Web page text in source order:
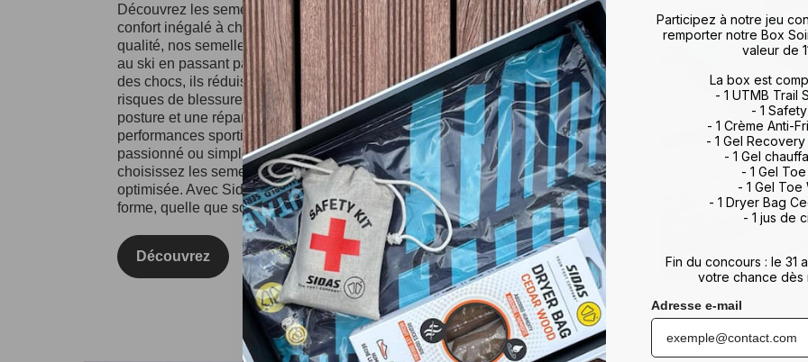
Découvrez les semelles Sidas, conçues pour offrir un maintien optimal et un
confort inégalé à chaque pas. Fabriquées à partir de matériaux de haute
qualité, nos semelles conviennent à divers sports et activités, allant du tennis
au ski en passant par la course à pied. Grâce à leur technologie d'absorption
des chocs, ils réduisent l'impact sur vos articulations, minimisant ainsi les
risques de blessures. Les semelles Sidas favorisent également une meilleure
posture et une répartition équilibrée du poids, améliorant ainsi vos
performances sportives et votre confort au quotidien. Que vous soyez un sportif
passionné ou simplement à la recherche d'un meilleur maintien du pied,
choisissez les semelles Sidas pour une expérience de marche et de sport
optimisée. Avec Sidas, prenez soin de vos pieds et restez au top de votre
forme, quelle que soit l'activité !
Découvrez
Participez à notre jeu
remporter notre Box
valeur de
La box est
- 1 UTMB Trail
- 1
- 1 Crème Anti-
- 1 Gel
- 1 Gel
- 1 Gel
- 1 Gel Toe
- 1 Dryer Bag
- 1 jus de
Fin du concours : le 31
votre chance dès
Adresse e-mail